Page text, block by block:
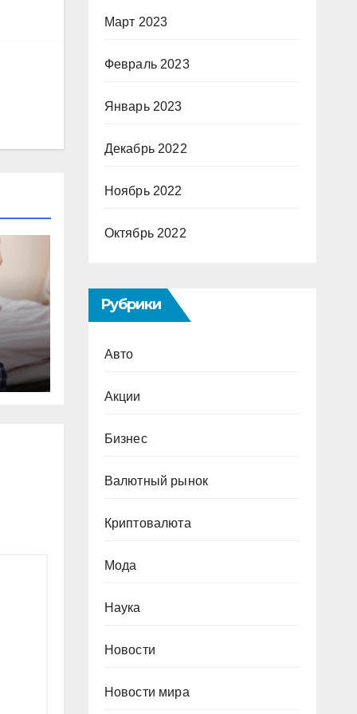
Март 2023
Февраль 2023
Январь 2023
Декабрь 2022
Ноябрь 2022
Октябрь 2022
Рубрики
Авто
Акции
Бизнес
Валютный рынок
Криптовалюта
Мода
Наука
Новости
Новости мира